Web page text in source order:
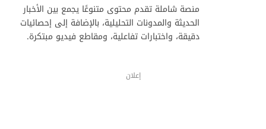
منصة شاملة تقدم محتوى متنوعًا يجمع بين الأخبار
الحديثة والمدونات التحليلية، بالإضافة إلى إحصائيات
دقيقة، واختبارات تفاعلية، ومقاطع فيديو مبتكرة.
إعلان